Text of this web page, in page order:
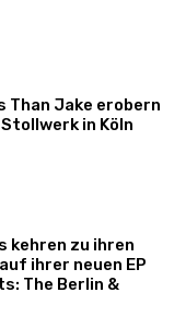
Than Jake erobern
in Köln
kehren zu ihren
ihrer neuen EP
The Berlin &